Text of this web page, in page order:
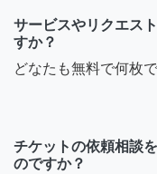
サービスやリクエス
すか？
どなたも無料で何枚
チケットの依頼相談
のですか？